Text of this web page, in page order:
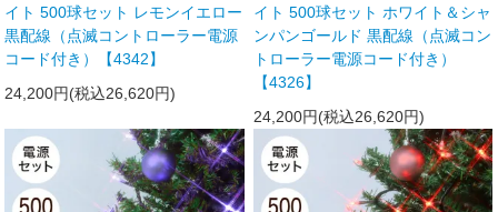
イト 500球セット レモンイエロー
黒配線（点滅コントローラー電源
コード付き）【4342】
24,200円(税込26,620円)
イト 500球セット ホワイト＆シャ
ンパンゴールド 黒配線（点滅コン
トローラー電源コード付き）
【4326】
24,200円(税込26,620円)